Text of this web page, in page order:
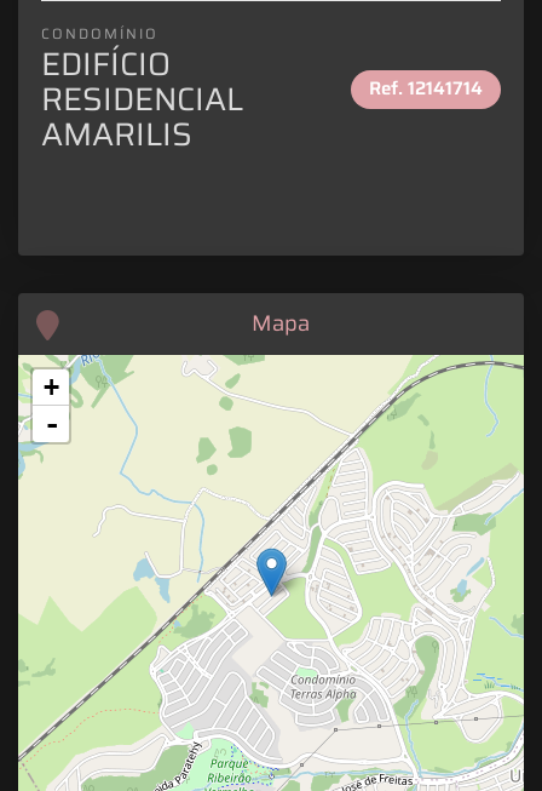
CONDOMÍNIO
EDIFÍCIO
RESIDENCIAL
AMARILIS
Ref. 12141714
Mapa
+
-